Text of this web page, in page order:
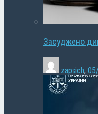
Засуджено
zapsich,